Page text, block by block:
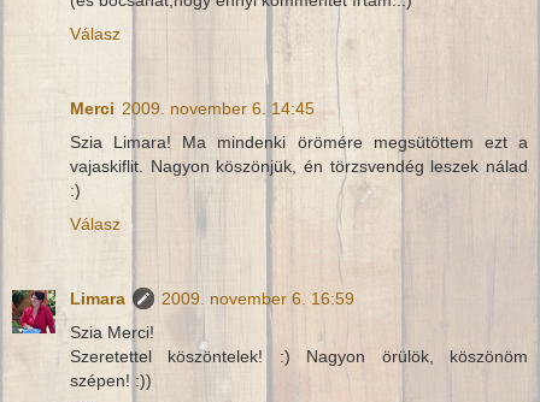
Válasz
Merci 2009. november 6. 14:45
Szia Limara! Ma mindenki örömére megsütöttem ezt a
vajaskiflit. Nagyon köszönjük, én törzsvendég leszek nálad
:)
Válasz
Limara
2009. november 6. 16:59
Szia Merci!
Szeretettel köszöntelek! :) Nagyon örülök, köszönöm
szépen! :))